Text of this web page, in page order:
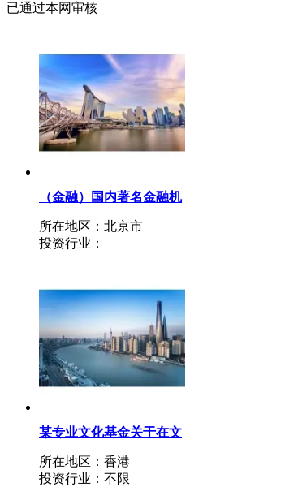
已通过本网审核
（金融）国内著名金融机
机遇投资要求（针对住宅
项目）
所在地区：北京市
投资行业：
某专业文化基金关于在文
求及说明
所在地区：香港
投资行业：不限